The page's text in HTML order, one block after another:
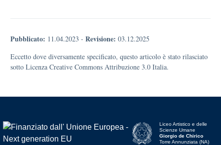
Pubblicato: 11.04.2023 - Revisione: 03.12.2025
Eccetto dove diversamente specificato, questo articolo è stato rilasciato
sotto Licenza Creative Commons Attribuzione 3.0 Italia.
Liceo Artistico e delle
Scienze Umane
Giorgio de Chirico
Torre Annunziata (NA)